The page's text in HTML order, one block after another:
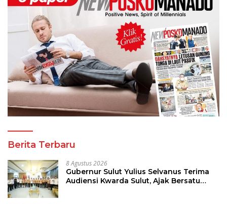
Berita Terbaru
8 Agustus 2026
Gubernur Sulut Yulius Selvanus Terima
Audiensi Kwarda Sulut, Ajak Bersatu